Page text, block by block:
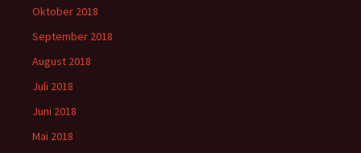
Oktober 2018
September 2018
August 2018
Juli 2018
Juni 2018
Mai 2018